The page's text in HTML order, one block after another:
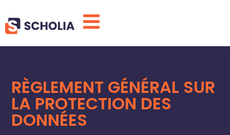
RÈGLEMENT GÉNÉRAL SUR
LA PROTECTION DES
DONNÉES